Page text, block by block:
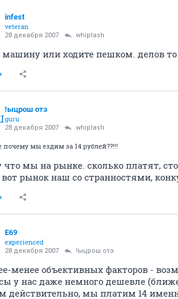
infest
veteran
28 декабря 2007 whiplash
машину или ходите пешком. делов то
!ыцрош отэ
guru
28 декабря 2007 whiplash
почему мы ездим за 14 рублей??!!!
что мы на рынке. сколько платят,
вот рынок наш со странностями,
E69
experienced
28 декабря 2007 !ыцрош отэ
менее объективных факторов -
у нас даже немного дешевле
действительно, мы платим 14